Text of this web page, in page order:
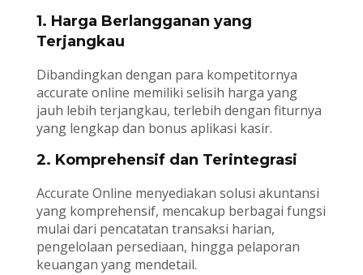
1. Harga Berlangganan yang
Terjangkau
Dibandingkan dengan para kompetitornya
accurate online memiliki selisih harga yang
jauh lebih terjangkau, terlebih dengan fiturnya
yang lengkap dan bonus aplikasi kasir.
2. Komprehensif dan Terintegrasi
Accurate Online menyediakan solusi akuntansi
yang komprehensif, mencakup berbagai fungsi
mulai dari pencatatan transaksi harian,
pengelolaan persediaan, hingga pelaporan
keuangan yang mendetail.